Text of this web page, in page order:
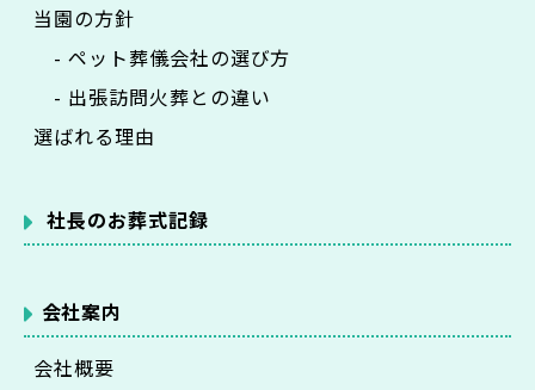
当園の方針
- ペット葬儀会社の選び方
- 出張訪問火葬との違い
選ばれる理由
社長のお葬式記録
会社案内
会社概要